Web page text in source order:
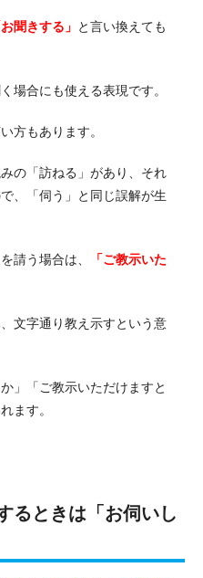
お聞きする」 と言い換えても
場合にも使える表現です。
方もあります。
の「訪ねる」があり、それ
、「伺う」と同じ誤解が生
請う場合は、
「ご教示いた
文字通り教え示すという意
」「ご教示いただけますと
ます。
るときは「お伺いし